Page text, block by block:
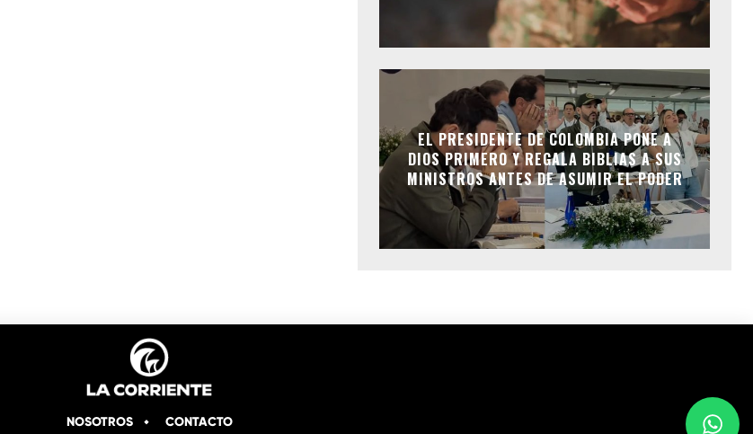
EL PRESIDENTE DE COLOMBIA PONE A
DIOS PRIMERO Y REGALA BIBLIAS A SUS
MINISTROS ANTES DE ASUMIR EL PODER
NOSOTROS CONTACTO